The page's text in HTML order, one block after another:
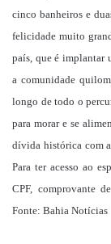
cinco banheiros e
felicidade muito
país, que é implantar
a comunidade
longo de todo o
para morar e se
dívida histórica com a
Para ter acesso ao
CPF, comprovante
Fonte: Bahia Notícias